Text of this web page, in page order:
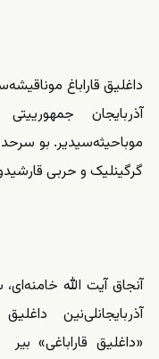
داغلیق قاراباغ
آذربایجان
موباحیثه‌سیدیر. بو سرحد
گرگینلیک و حربی
آنجاق آیت الله
آذربایجانلی‌نین
«داغلیق قاراباغی» بیر